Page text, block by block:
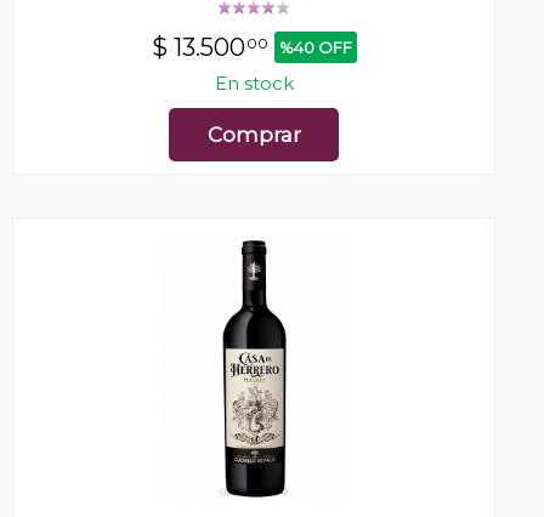
$ 13.50000 %40 OFF
En stock
Comprar